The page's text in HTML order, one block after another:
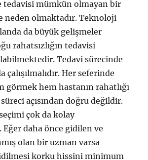
tedavisi mümkün olmayan bir
neden olmaktadır. Teknoloji
da büyük gelişmeler
rahatsızlığın tedavisi
Tedavi sürecinde
çalışılmalıdır. Her seferinde
görmek hem hastanın rahatlığı
açısından doğru değildir.
çok da kolay
Eğer daha önce gidilen ve
olan bir uzman varsa
korku hissini minimum